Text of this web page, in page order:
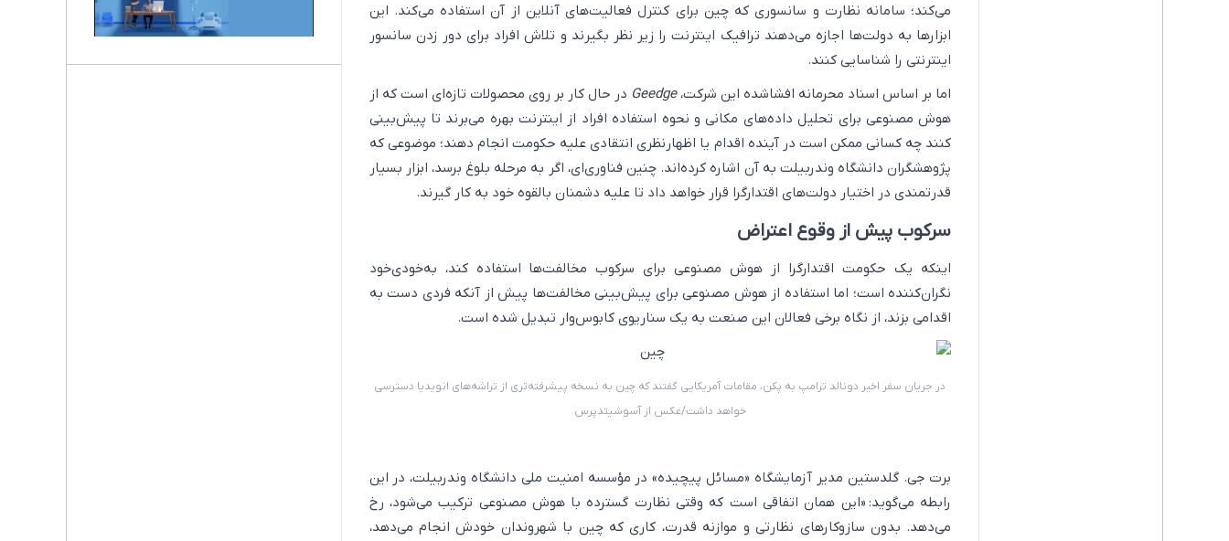
می‌کند؛ سامانه نظارت و سانسوری که چین برای کنترل فعالیت‌های آنلاین از آن استفاده می‌کند. این
ابزارها به دولت‌ها اجازه می‌دهند ترافیک اینترنت را زیر نظر بگیرند و تلاش افراد برای دور زدن سانسور
اینترنتی را شناسایی کنند.
اما بر اساس اسناد محرمانه افشاشده این شرکت،Geedge در حال کار بر روی محصولات تازه‌ای است که از
هوش مصنوعی برای تحلیل داده‌های مکانی و نحوه استفاده افراد از اینترنت بهره می‌برند تا پیش‌بینی
کنند چه کسانی ممکن است در آینده اقدام یا اظهارنظری انتقادی علیه حکومت انجام دهند؛ موضوعی که
پژوهشگران دانشگاه وندربیلت به آن اشاره کرده‌اند. چنین فناوری‌ای، اگر به مرحله بلوغ برسد، ابزار بسیار
قدرتمندی در اختیار دولت‌های اقتدارگرا قرار خواهد داد تا علیه دشمنان بالقوه خود به کار گیرند.
سرکوب پیش از وقوع اعتراض
اینکه یک حکومت اقتدارگرا از هوش مصنوعی برای سرکوب مخالفت‌ها استفاده کند، به‌خودی‌خود
نگران‌کننده است؛ اما استفاده از هوش مصنوعی برای پیش‌بینی مخالفت‌ها پیش از آنکه فردی دست به
اقدامی بزند، از نگاه برخی فعالان این صنعت به یک سناریوی کابوس‌وار تبدیل شده است.
در جریان سفر اخیر دونالد ترامپ به پکن، مقامات آمریکایی گفتند که چین به نسخه پیشرفته‌تری از تراشه‌های انویدیا دسترسی
خواهد داشت/عکس از آسوشیتدپرس
برت جی. گلدستین مدیر آزمایشگاه «مسائل پیچیده» در مؤسسه امنیت ملی دانشگاه وندربیلت، در این
رابطه می‌گوید: «این همان اتفاقی است که وقتی نظارت گسترده با هوش مصنوعی ترکیب می‌شود، رخ
می‌دهد. بدون سازوکارهای نظارتی و موازنه قدرت، کاری که چین با شهروندان خودش انجام می‌دهد،